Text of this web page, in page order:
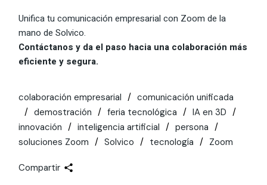
Unifica tu comunicación empresarial con Zoom de la
mano de Solvico.
Contáctanos y da el paso hacia una colaboración más
eficiente y segura.
colaboración empresarial
comunicación unificada
demostración
feria tecnológica
IA en 3D
innovación
inteligencia artificial
persona
soluciones Zoom
Solvico tecnología Zoom
Compartir